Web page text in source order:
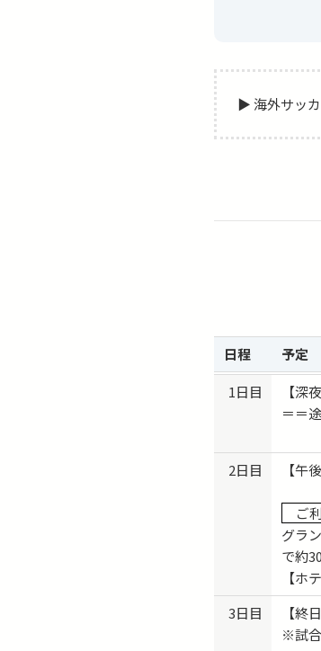
2026/09/10 (
2026/10/08
2027/01/21
2027/02/25 (
2027/03/11
2027/04/01
2027/04/18
2027/05/06
2027/05/13 (
2027/05/27
※会場は全
※試合日程
▶ 海外サッ
日程 予定
1日目
【深
＝＝
2日目 【午
ご
グラ
で約
【
3日目
【終
※試